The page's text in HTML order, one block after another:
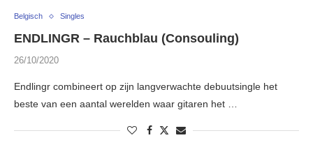
Belgisch Singles
ENDLINGR – Rauchblau (Consouling)
26/10/2020
Endlingr combineert op zijn langverwachte debuutsingle het
beste van een aantal werelden waar gitaren het …